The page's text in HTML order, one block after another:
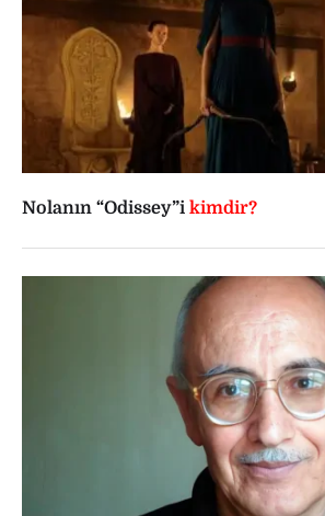
Nolanın “Odissey”i kimdir?